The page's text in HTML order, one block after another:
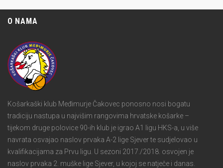
O NAMA
Košarkaški klub Međimurje Čakovec ponosno nosi bogatu
tradiciju nastupa u najvišim rangovima hrvatske košarke –
tijekom druge polovice 90-ih klub je igrao A1 ligu HKS-a, u više
navrata osvajao naslov prvaka A-2 lige Sjever te sudjelovao u
kvalifikacijama za Prvu ligu. U sezoni 2017./2018. osvojen je
naslov prvaka 2. muške lige Sjever, u kojoj se natječe i danas.